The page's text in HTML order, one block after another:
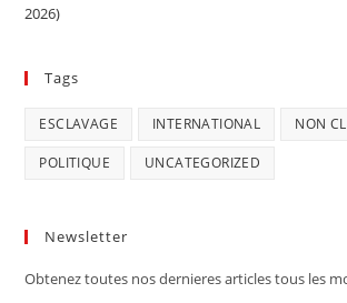
2026)
Tags
ESCLAVAGE INTERNATIONAL NON
POLITIQUE UNCATEGORIZED
Newsletter
Obtenez toutes nos dernieres articles tous les